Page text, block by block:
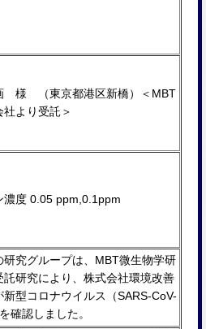
様 （東京都港区新橋）＜MBT
より受託＞
濃度 0.05 ppm,0.1ppm
究グループは、MBT微生物学研
託研究により、株式会社環境改善
型コロナウイルス（SARS-CoV-
確認しました。